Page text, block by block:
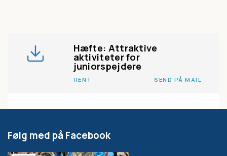
Hæfte: Attraktive
aktiviteter for
juniorspejdere
HENT SEND PÅ MAIL
Følg med på Facebook